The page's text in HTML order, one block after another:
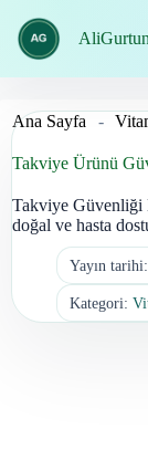
geç
Ana Sayfa -
Takviye Ürünü
Takviye Güvenliği
doğal ve hasta
Yayın tarihi:
Kategori: